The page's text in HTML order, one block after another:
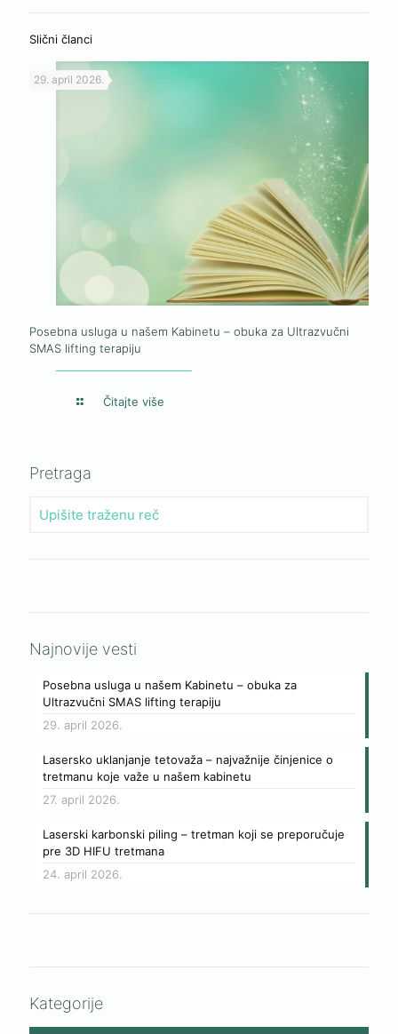
Slični članci
29. april 2026.
Posebna usluga u našem Kabinetu – obuka za Ultrazvučni
SMAS lifting terapiju
Čitajte više
Pretraga
Najnovije vesti
Posebna usluga u našem Kabinetu – obuka za
Ultrazvučni SMAS lifting terapiju
29. april 2026.
Lasersko uklanjanje tetovaža – najvažnije činjenice o
tretmanu koje važe u našem kabinetu
27. april 2026.
Laserski karbonski piling – tretman koji se preporučuje
pre 3D HIFU tretmana
24. april 2026.
Kategorije